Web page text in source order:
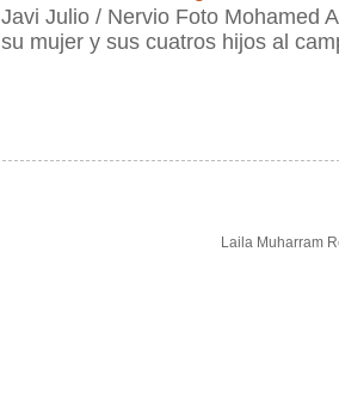
Javi Julio / Nervio Foto Mohamed
su mujer y sus cuatros hijos al
Laila Muharram